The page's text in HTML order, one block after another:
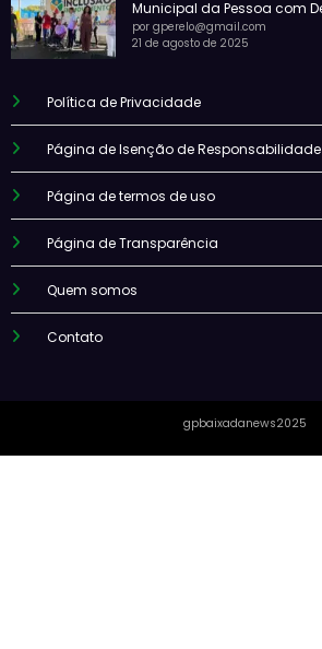
Municipal da Pessoa com
por gperelo@gmail.com
21 de agosto de 2025
Política de Privacidade
Página de Isenção de Responsabilidade
Página de termos de uso
Página de Transparência
Quem somos
Contato
gpbaixadanews2025